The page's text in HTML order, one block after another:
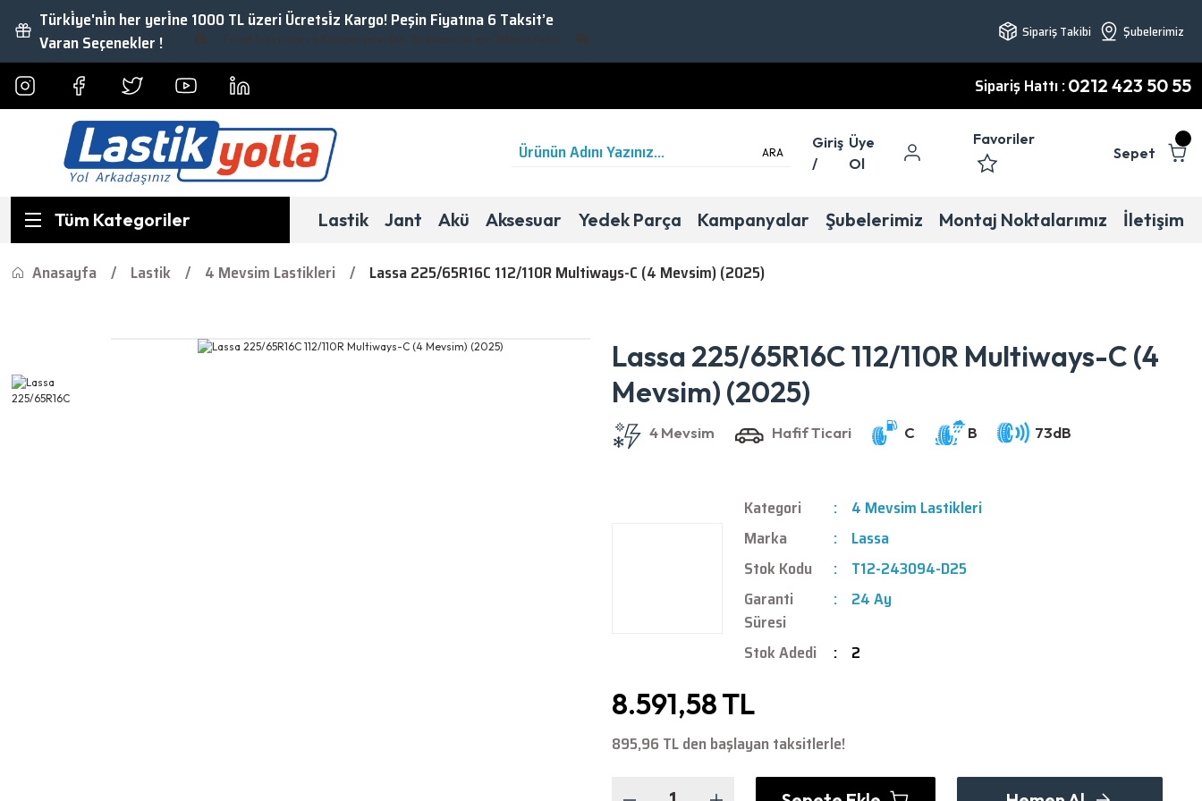
Türki̇ye'ni̇n her yeri̇ne 1000 TL üzeri Ücretsi̇z Kargo! Peşin Fiyatına 6 Taksit’e
Varan Seçenekler !
Sipariş Takibi Şubelerimiz
Sipariş Hattı :0212 423 50 55
ARA
Giriş
/
Üye
Ol
Favoriler
Sepet
Tüm Kategoriler Lastik Jant Akü Aksesuar Yedek Parça Kampanyalar Şubelerimiz Montaj Noktalarımız İletişim
Anasayfa Lastik 4 Mevsim Lastikleri Lassa 225/65R16C 112/110R Multiways-C (4 Mevsim) (2025)
Lassa 225/65R16C 112/110R Multiways-C (4
Mevsim) (2025)
Kategori
4 Mevsim Lastikleri
Marka
Lassa
Stok Kodu
T12-243094-D25
Garanti
Süresi
24 Ay
Stok Adedi 2
8.591,58 TL
895,96 TL den başlayan taksitlerle!